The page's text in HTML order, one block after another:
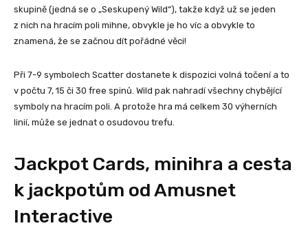
skupině (jedná se o „Seskupený Wild“), takže když už se jeden
z nich na hracím poli mihne, obvykle je ho víc a obvykle to
znamená, že se začnou dít pořádné věci!
Při 7-9 symbolech Scatter dostanete k dispozici volná točení a to
v počtu 7, 15 či 30 free spinů. Wild pak nahradí všechny chybějící
symboly na hracím poli. A protože hra má celkem 30 výherních
linií, může se jednat o osudovou trefu.
Jackpot Cards, minihra a cesta
k jackpotům od Amusnet
Interactive